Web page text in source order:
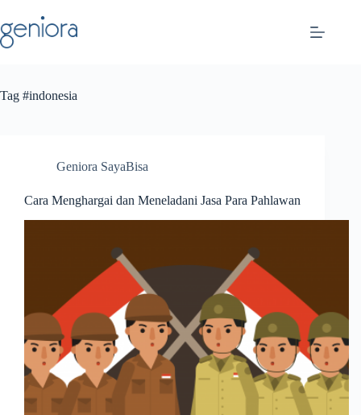
to
content
Tag #indonesia
Geniora SayaBisa
Cara Menghargai dan Meneladani Jasa Para Pahlawan